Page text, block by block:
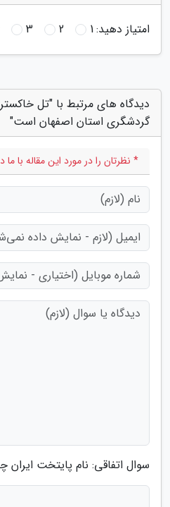
امتیاز دهید:1
2
3
دیدگاه های مرتبط با "تل
گردشگری استان اصفهان است"
* نظرتان را در مورد این مقاله با ما
سوال اتفاقی: نام پایتخت